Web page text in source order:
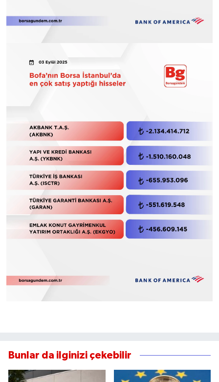
Bunlar da ilginizi çekebilir